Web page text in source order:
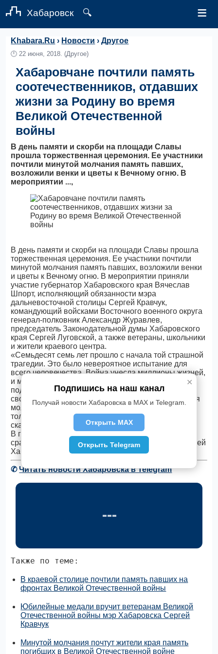
Хабаровск 🔍 ≡
Khabara.Ru › Новости ›Другое
🕛22 июня, 2018. (Другое)
Хабаровчане почтили память
соотечественников, отдавших
жизни за Родину во время
Великой Отечественной
войны
В день памяти и скорби на площади Славы
прошла торжественная церемония. Ее участники
почтили минутой молчания память павших,
возложили венки и цветы к Вечному огню. В
мероприятии ...,
В день памяти и скорби на площади Славы прошла
торжественная церемония. Ее участники почтили
минутой молчания память павших, возложили венки
и цветы к Вечному огню. В мероприятии приняли
участие губернатор Хабаровского края Вячеслав
Шпорт, исполняющий обязанности мэра
дальневосточной столицы Сергей Кравчук,
командующий войсками Восточного военного округа
генерал-полковник Александр Журавлев,
председатель Законодательной думы Хабаровского
края Сергей Луговской, а также ветераны, школьники
и жители краевого центра.
«Семьдесят семь лет прошло с начала той страшной
трагедии. Это было невероятное испытание для
всего человечества. Война унесла миллионы жизней,
и мы сегодня отдаем им дань памяти. Благодаря
подвигу нашего народа, мы живем в мирной,
свободной стране. Наше поколение, подрастающая
молодежь должна помнить, что только все вместе,
только сообща мы справимся с любой бедой», -
сказал Сергей Кравчук.
В годы Великой Отечественной войны на полях
сражений погибло свыше сорока семи тысяч жителей
Хабаровского края. (Сергей Штефан)
✆Читать новости Хабаровска в Telegram
Также по теме:
В краевой столице почтили память павших на
фронтах Великой Отечественной войны
Юбилейные медали вручит ветеранам Великой
Отечественной войны мэр Хабаровска Сергей
Кравчук
Минутой молчания почтут жители края память
погибших в Великой Отечественной войне
✕
Подпишись на наш канал
Получай новости Хабаровска в MAX и Telegram.
Открыть MAX
Открыть Telegram